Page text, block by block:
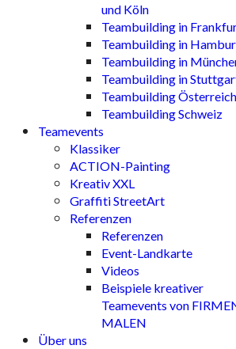
und Köln
Teambuilding in
Teambuilding in
Teambuilding in
Teambuilding in
Teambuilding Österreich
Teambuilding Schweiz
Teamevents
Klassiker
ACTION-Painting
Kreativ XXL
Graffiti StreetArt
Referenzen
Referenzen
Event-Landkarte
Videos
Beispiele kreativer
Teamevents von
MALEN
Über uns